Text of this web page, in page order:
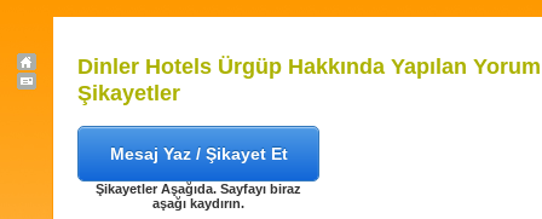
Dinler Hotels Ürgüp Hakkında Yapılan
Şikayetler
Mesaj Yaz / Şikayet Et
Şikayetler Aşağıda. Sayfayı biraz
aşağı kaydırın.